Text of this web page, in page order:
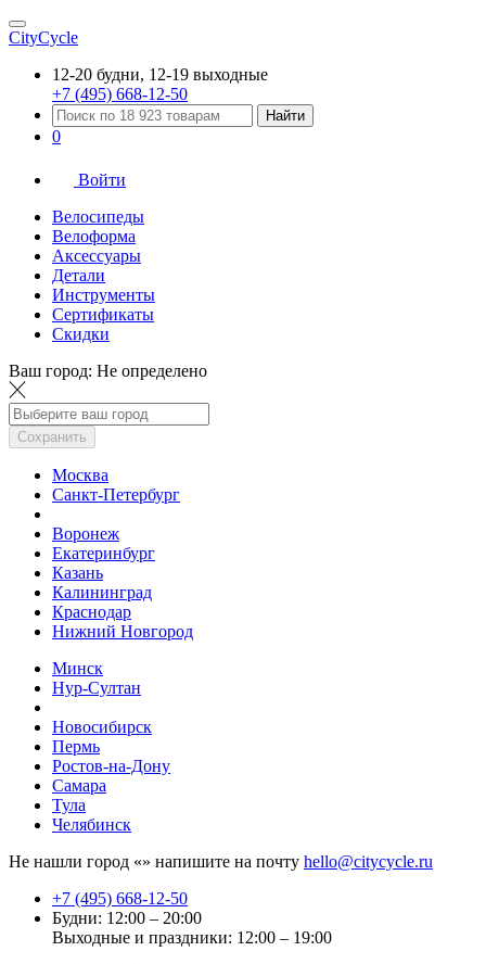
CityCycle
12-20 будни, 12-19 выходные
+7 (495) 668-12-50
Найти
0
Войти
Велосипеды
Велоформа
Аксессуары
Детали
Инструменты
Сертификаты
Скидки
Ваш город: Не определено
Сохранить
Москва
Санкт-Петербург
Воронеж
Екатеринбург
Казань
Калининград
Краснодар
Нижний Новгород
Минск
Нур-Султан
Новосибирск
Пермь
Ростов-на-Дону
Самара
Тула
Челябинск
Не нашли город «» напишите на почту hello@citycycle.ru
+7 (495) 668-12-50
Будни: 12:00 – 20:00
Выходные и праздники: 12:00 – 19:00